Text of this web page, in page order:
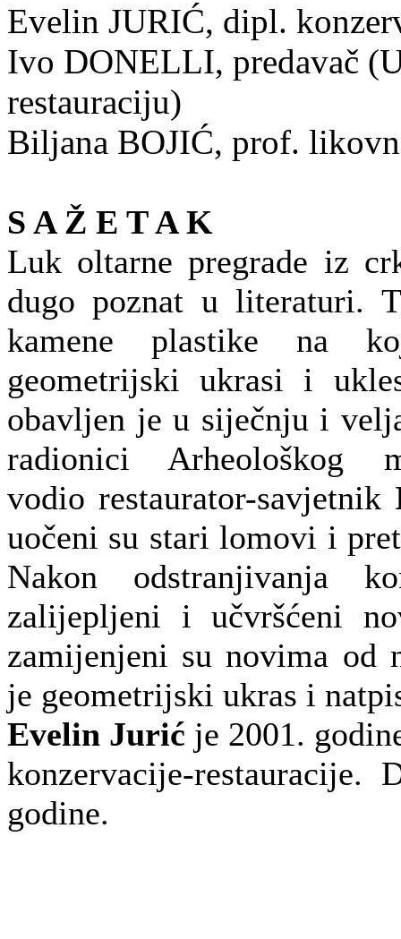
Evelin JURIĆ, dipl.
Ivo DONELLI, predavač
restauraciju)
Biljana BOJIĆ, prof.
S A Ž E T A K
Luk oltarne pregrade iz
dugo poznat u literaturi.
kamene plastike na
geometrijski ukrasi i
obavljen je u siječnju i
radionici
vodio restaurator-savjetnik
uočeni su stari lomovi i
Nakon odstranjivanja
zalijepljeni i učvršćeni
zamijenjeni su novima od
je geometrijski ukras i
Evelin Jurić je 2001.
konzervacije-
godine.